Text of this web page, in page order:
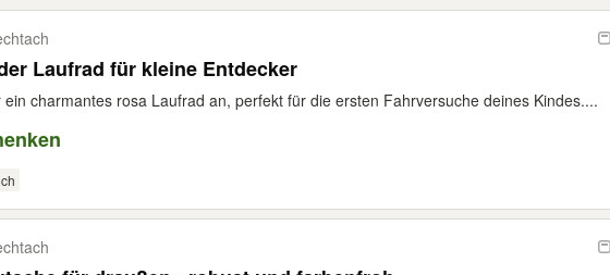
Laufrad für kleine Entdecker
ein charmantes rosa Laufrad an, perfekt für die ersten Fahrversuche deines Kindes....